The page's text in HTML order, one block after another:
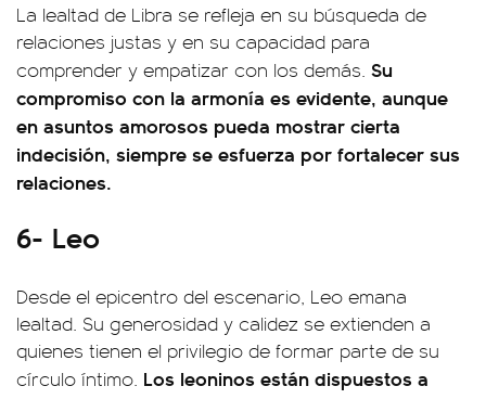
La lealtad de Libra se refleja en su búsqueda de
relaciones justas y en su capacidad para
comprender y empatizar con los demás. Su
compromiso con la armonía es evidente, aunque
en asuntos amorosos pueda mostrar cierta
indecisión, siempre se esfuerza por fortalecer sus
relaciones.
6- Leo
Desde el epicentro del escenario, Leo emana
lealtad. Su generosidad y calidez se extienden a
quienes tienen el privilegio de formar parte de su
círculo íntimo. Los leoninos están dispuestos a